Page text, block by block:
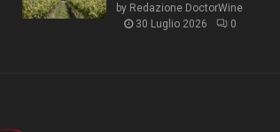
by Redazione DoctorWine
30 Luglio 2026
0